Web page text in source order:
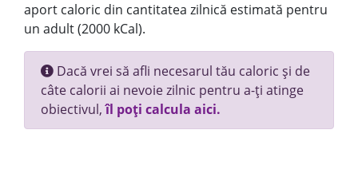
aport caloric din cantitatea zilnică estimată pentru
un adult (2000 kCal).
Dacă vrei să afli necesarul tău caloric și de
câte calorii ai nevoie zilnic pentru a-ți atinge
obiectivul,îl poți calcula aici.